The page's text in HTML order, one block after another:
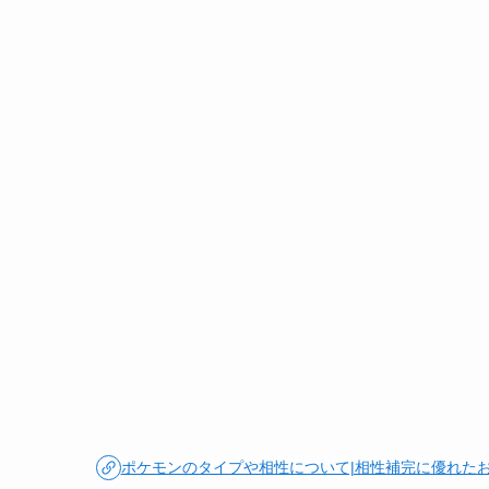
ポケモンのタイプや相性について|相性補完に優れた